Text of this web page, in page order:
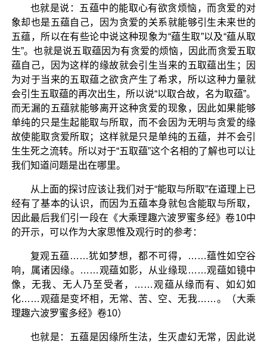
也就是说：五蕴中的能取心有欲贪烦恼，而贪爱的对
象却也是五蕴自己，因为贪爱的关系就能够引生未来世的
五蕴，所以在有些论中说这种现象为“蕴生取”以及“蕴从取
生”。也就是说五取蕴因为有贪爱的烦恼，因此而贪爱五取
蕴自己，因为这样的缘故就会引生当来的五取蕴出生；因
为对于当来的五取蕴之欲贪产生了希求，所以这种力量就
会引生五取蕴的再次出生，所以说“以取合故，名为取蕴”。
而无漏的五蕴就能够离开这种贪爱的现象，因此如果能够
单纯的只是生起能取与所取，而不会因为无明与贪爱的缘
故使能取贪爱所取；这样就是只是单纯的五蕴，并不会引
生生死之流转。所以对于“五取蕴”这个名相的了解也可以让
我们知道问题是出在哪里。
从上面的探讨应该让我们对于“能取与所取”在道理上已
经有了基本的认识，而因为五蕴本身就包含能取与所取，
因此最后我们引一段在《大乘理趣六波罗蜜多经》卷10中
的开示，可以作为大家思惟及观行时的参考：
复观五蕴……犹如梦想，都不可得，……蕴性如空谷
响，属诸因缘。……观蕴如影，从业缘现……观蕴如镜中
像，无我、无人乃至受者，……观蕴从缘而有、如幻如
化……观蕴是变坏相，无常、苦、空、无我……。（大乘
理趣六波罗蜜多经》卷10）
也就是：五蕴是因缘所生法，生灭虚幻无常，因此说